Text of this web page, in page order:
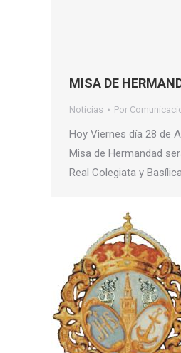
MISA DE
Noticias Por
Hoy Viernes día 28 de
Misa de Hermandad
Real Colegiata y